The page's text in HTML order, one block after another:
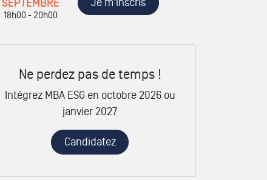
SEPTEMBRE
18h00 - 20h00
Je m'inscris
Ne perdez pas de temps !
Intégrez MBA ESG en octobre 2026 ou
janvier 2027
Candidatez